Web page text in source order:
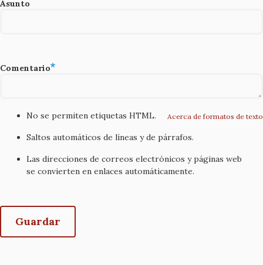
Asunto
Comentario
Acerca de formatos de texto
No se permiten etiquetas HTML.
Saltos automáticos de líneas y de párrafos.
Las direcciones de correos electrónicos y páginas web
se convierten en enlaces automáticamente.